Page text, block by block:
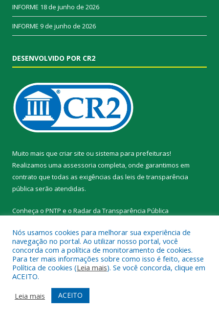
INFORME 18 de junho de 2026
INFORME 9 de junho de 2026
DESENVOLVIDO POR CR2
Muito mais que criar site ou sistema para prefeituras!
Realizamos uma assessoria completa, onde garantimos em
contrato que todas as exigências das leis de transparência
pública serão atendidas.
Conheça o PNTP e o Radar da Transparência Pública
Todos os direitos reservados a Prefeitura Municipal de Novo
Progresso.
Mapa do Site
Acessar Área Administrativa
Acessar Webmail
Nós usamos cookies para melhorar sua experiência de
navegação no portal. Ao utilizar nosso portal, você
concorda com a política de monitoramento de cookies.
Para ter mais informações sobre como isso é feito, acesse
Política de cookies (Leia mais). Se você concorda, clique em
ACEITO.
Leia mais
ACEITO